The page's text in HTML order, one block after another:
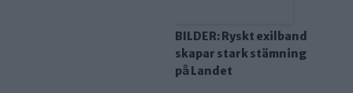
BILDER: Ryskt exilband
skapar stark stämning
på Landet